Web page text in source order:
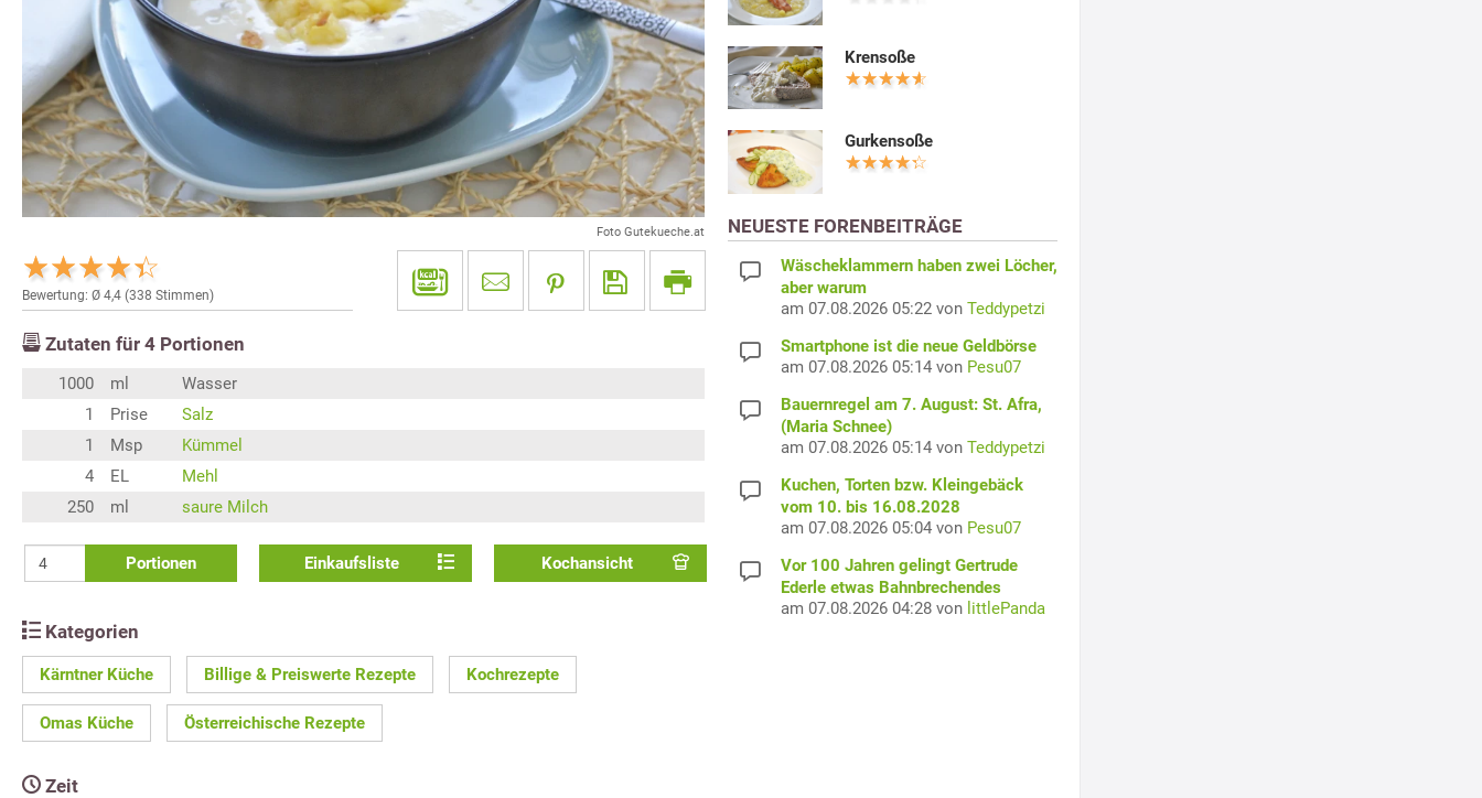
Foto Gutekueche.at
Bewertung: Ø 4,4 (338 Stimmen)
Zutaten für 4 Portionen
1000 ml
Wasser
1
Prise
Salz
1
Msp
Kümmel
4
EL
Mehl
250
ml saure Milch
Portionen Einkaufsliste Kochansicht
Kategorien
Kärntner Küche Billige & Preiswerte Rezepte Kochrezepte
Omas Küche Österreichische Rezepte
Zeit
Krensoße
Gurkensoße
NEUESTE FORENBEITRÄGE
Wäscheklammern haben zwei Löcher,
aber warum
am 07.08.2026 05:22 von Teddypetzi
Smartphone ist die neue Geldbörse
am 07.08.2026 05:14 von Pesu07
Bauernregel am 7. August: St. Afra,
(Maria Schnee)
am 07.08.2026 05:14 von Teddypetzi
Kuchen, Torten bzw. Kleingebäck
vom 10. bis 16.08.2028
am 07.08.2026 05:04 von Pesu07
Vor 100 Jahren gelingt Gertrude
Ederle etwas Bahnbrechendes
am 07.08.2026 04:28 von littlePanda